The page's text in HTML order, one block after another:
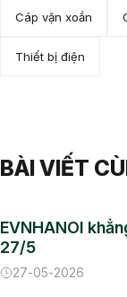
Cáp vặn xoắn
Thiết bị điện
BÀI VIẾT
EVNHANOI
27/5
27-05-2026